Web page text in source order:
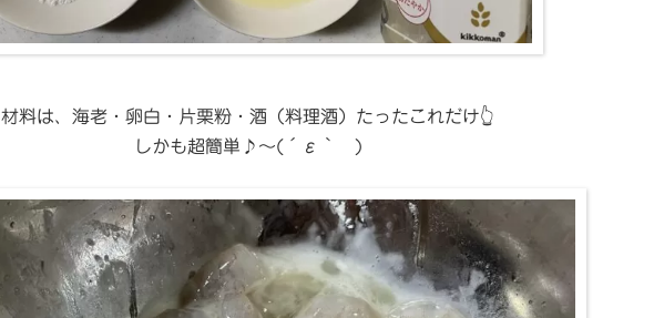
材料は、海老・卵白・片栗粉・酒（料理酒）たったこれだけ👆
しかも超簡単♪～(´ε｀ )